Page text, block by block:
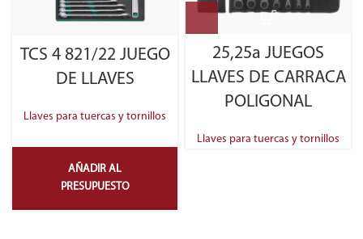
TCS 4 821/22 JUEGO
DE LLAVES
Llaves para tuercas y tornillos
AÑADIR AL
PRESUPUESTO
25,25a JUEGOS
LLAVES DE CARRACA
POLIGONAL
Llaves para tuercas y tornillos